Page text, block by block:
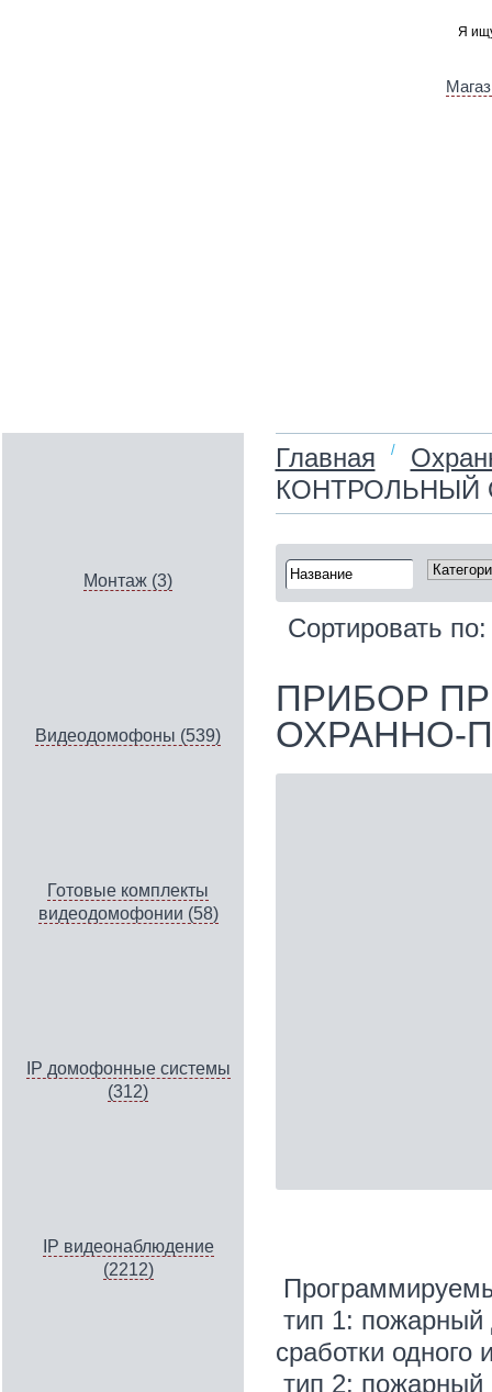
Монтаж (3)
Видеодомофоны (539)
Готовые комплекты
видеодомофонии (58)
IP домофонные системы
(312)
IP видеонаблюдение
(2212)
Главная /
КОНТРОЛЬНЫЙ
Сортировать
ПРИБОР
ОХРАННО-
тип 1: пожарный
сработки
тип 2: пожарный